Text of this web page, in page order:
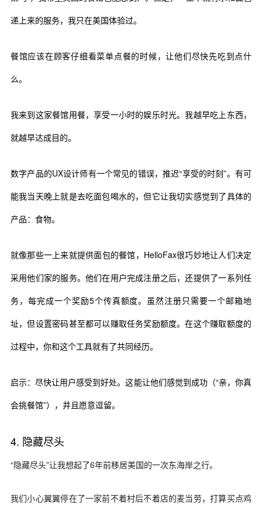
递上来的服务，我只在美国体验过。
餐馆应该在顾客仔细看菜单点餐的时候，让他们尽快先吃到点什
么。
我来到这家餐馆用餐，享受一小时的娱乐时光。我越早吃上东西，
就越早达成目的。
数字产品的UX设计师有一个常见的错误，推迟“享受的时刻”。有可
能我当天晚上就是去吃面包喝水的，但它让我切实感觉到了具体的
产品：食物。
就像那些一上来就提供面包的餐馆，HelloFax很巧妙地让人们决定
采用他们家的服务。他们在用户完成注册之后，还提供了一系列任
务，每完成一个奖励5个传真额度。虽然注册只需要一个邮箱地
址，但设置密码甚至都可以赚取任务奖励额度。在这个赚取额度的
过程中，你和这个工具就有了共同经历。
启示：尽快让用户感受到好处。这能让他们感觉到成功（“亲，你真
会挑餐馆”），并且愿意逗留。
4. 隐藏尽头
“隐藏尽头”让我想起了6年前移居美国的一次东海岸之行。
我们小心翼翼停在了一家前不着村后不着店的麦当劳，打算买点鸡